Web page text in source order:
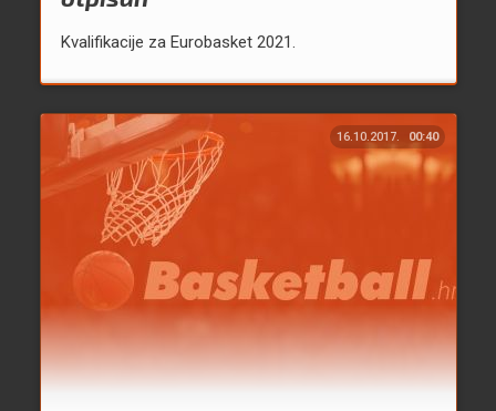
Kvalifikacije za Eurobasket 2021.
16.10.2017. 00:40